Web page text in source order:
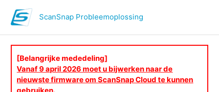
ScanSnap Probleemoplossing
[Belangrijke mededeling]
Vanaf 9 april 2026 moet u bijwerken naar de
nieuwste firmware om ScanSnap Cloud te kunnen